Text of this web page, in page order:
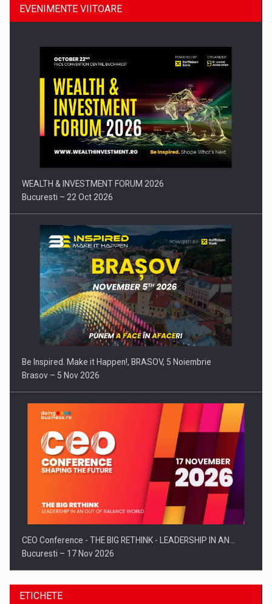
Comunicat de presa: Joburile part-time reincep sa intre pe…
EVENIMENTE VIITOARE
WEALTH & INVESTMENT FORUM 2026
Bucuresti – 22 Oct 2026
Be Inspired. Make it Happen!, BRASOV, 5 Noiembrie
Brasov – 5 Nov 2026
CEO Conference - THE BIG RETHINK - LEADERSHIP IN AN…
Bucuresti – 17 Nov 2026
ETICHETE